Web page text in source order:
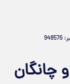
چانگان